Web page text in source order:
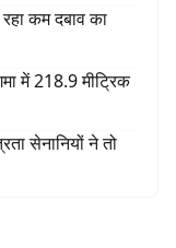
कम दबाव का
में 218.9 मीट्रिक
सेनानियों ने तो